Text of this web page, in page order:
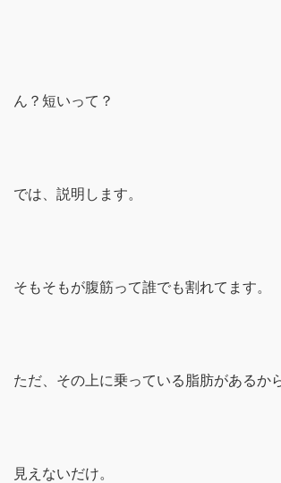
ん？短いって？
では、説明します。
そもそもが腹筋って誰でも割れてます。
ただ、その上に乗っている脂肪があるか
見えないだけ。